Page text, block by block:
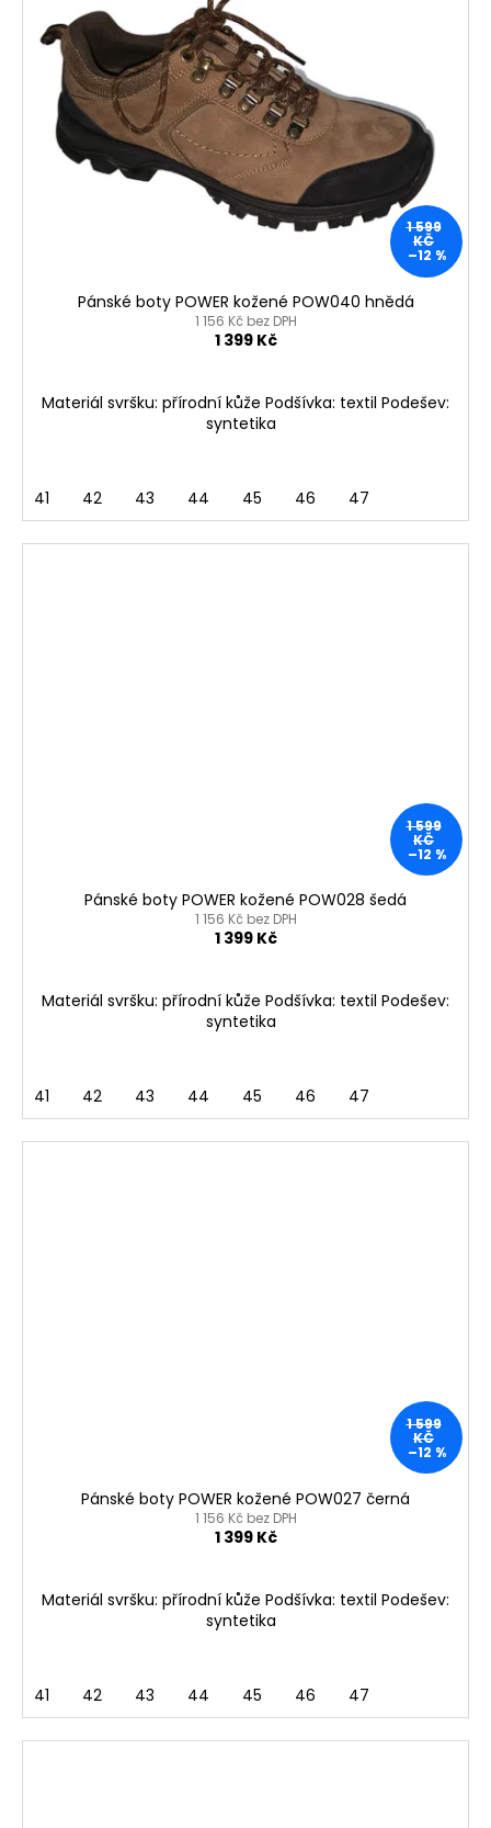
1 599
KČ
–12 %
Pánské boty POWER kožené POW040 hnědá
1 156 Kč bez DPH
1 399 Kč
Materiál svršku: přírodní kůže Podšívka: textil Podešev:
syntetika
41 42 43 44 45 46 47
1 599
KČ
–12 %
Pánské boty POWER kožené POW028 šedá
1 156 Kč bez DPH
1 399 Kč
Materiál svršku: přírodní kůže Podšívka: textil Podešev:
syntetika
41 42 43 44 45 46 47
1 599
KČ
–12 %
Pánské boty POWER kožené POW027 černá
1 156 Kč bez DPH
1 399 Kč
Materiál svršku: přírodní kůže Podšívka: textil Podešev:
syntetika
41 42 43 44 45 46 47